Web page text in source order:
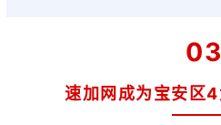
03
速加网成为宝安区